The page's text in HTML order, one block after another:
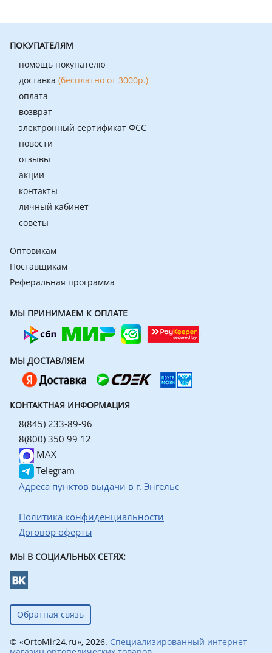
ПОКУПАТЕЛЯМ
помощь покупателю
доставка (бесплатно от 3000р.)
оплата
возврат
электронный сертификат ФСС
новости
отзывы
акции
контакты
личный кабинет
советы
Оптовикам
Поставщикам
Реферальная программа
МЫ ПРИНИМАЕМ К ОПЛАТЕ
МЫ ДОСТАВЛЯЕМ
КОНТАКТНАЯ ИНФОРМАЦИЯ
8(845) 233-89-96
8(800) 350 99 12
MAX
Telegram
Адреса пунктов выдачи в г. Энгельс
Политика конфиденциальности
Договор оферты
МЫ В СОЦИАЛЬНЫХ СЕТЯХ:
Обратная связь
© «OrtoMir24.ru», 2026. Специализированный интернет-